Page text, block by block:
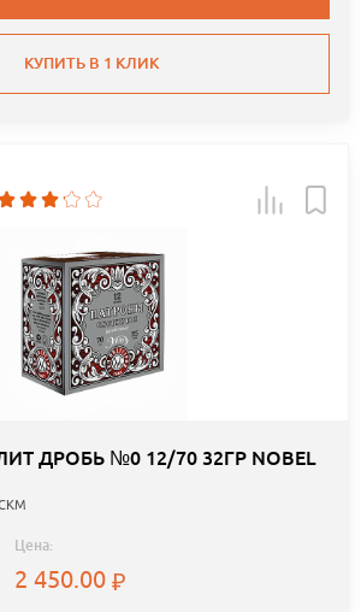
КУПИТЬ В 1 КЛИК
ДРОБЬ №0 12/70 32ГР NOBEL
Цена:
2 450.00